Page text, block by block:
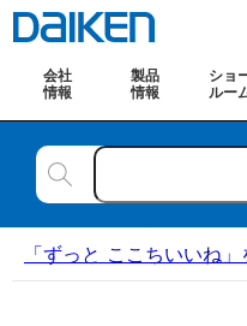
会社
情報
製品
情報
ショ
ルー
「ずっと ここちいいね